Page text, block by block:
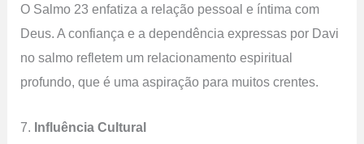
O Salmo 23 enfatiza a relação pessoal e íntima com
Deus. A confiança e a dependência expressas por Davi
no salmo refletem um relacionamento espiritual
profundo, que é uma aspiração para muitos crentes.
7. Influência Cultural